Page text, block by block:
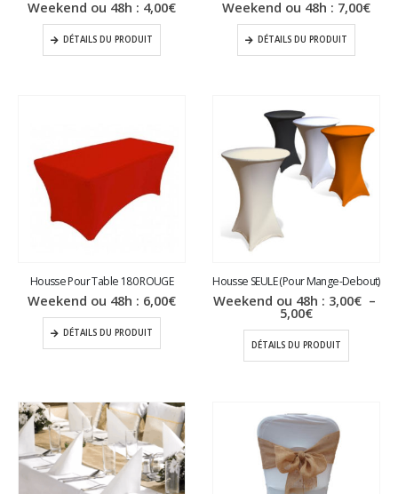
Weekend ou 48h : 4,00€
DÉTAILS DU PRODUIT
Weekend ou 48h : 7,00€
DÉTAILS DU PRODUIT
Housse Pour Table 180 ROUGE
Weekend ou 48h : 6,00€
DÉTAILS DU PRODUIT
Housse SEULE (Pour Mange-Debout)
Weekend ou 48h : 3,00€ –
5,00€Plage
prix :
3,00€
à
DÉTAILS DU PRODUIT